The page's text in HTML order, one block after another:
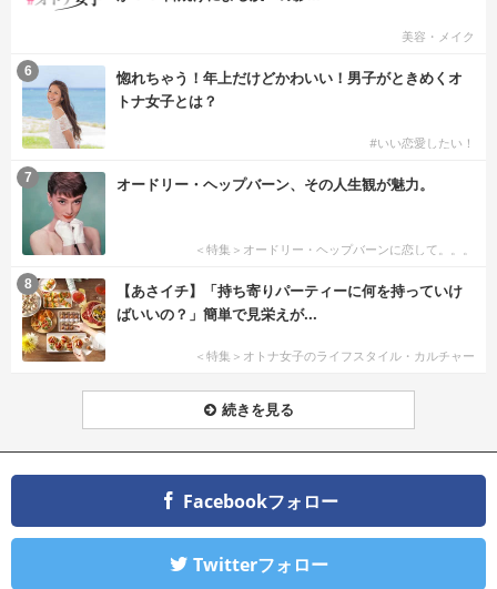
美容・メイク
惚れちゃう！年上だけどかわいい！男子がときめくオ
トナ女子とは？
#いい恋愛したい！
6
オードリー・ヘップバーン、その人生観が魅力。
＜特集＞オードリー・ヘップバーンに恋して。。。
7
【あさイチ】「持ち寄りパーティーに何を持っていけ
ばいいの？」簡単で見栄えが...
＜特集＞オトナ女子のライフスタイル・カルチャー
8
続きを見る
Facebookフォロー
Twitterフォロー